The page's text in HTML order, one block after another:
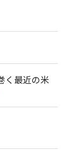
く最近の米